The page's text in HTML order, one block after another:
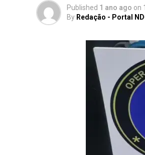
Published 1 ano ago on
By Redação - Portal